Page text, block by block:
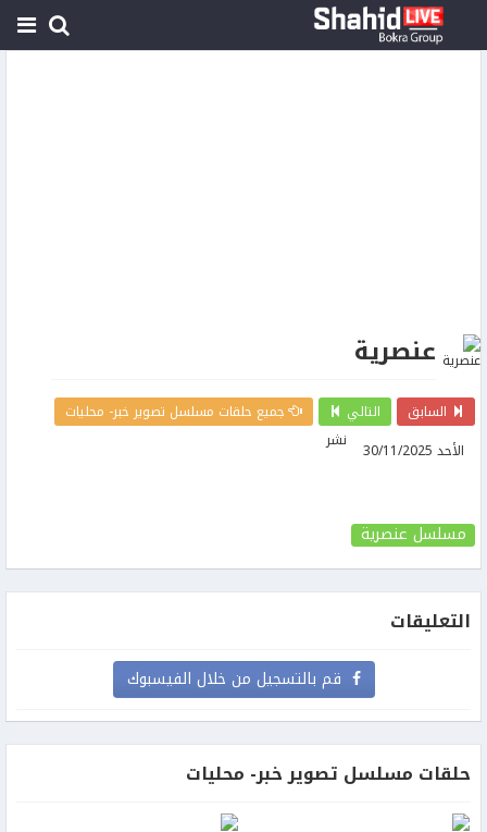
عنصرية
السابق التالي
جميع حلقات مسلسل تصوير خبر- محليات
نشر
الأحد 30/11/2025
مسلسل عنصرية
التعليقات
قم بالتسجيل من خلال الفيسبوك
حلقات مسلسل تصوير خبر- محليات